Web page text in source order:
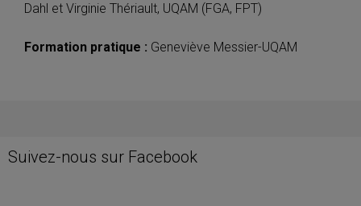
Dahl et Virginie Thériault, UQAM (FGA, FPT)
Formation pratique : Geneviève Messier-UQAM
Suivez-nous sur Facebook